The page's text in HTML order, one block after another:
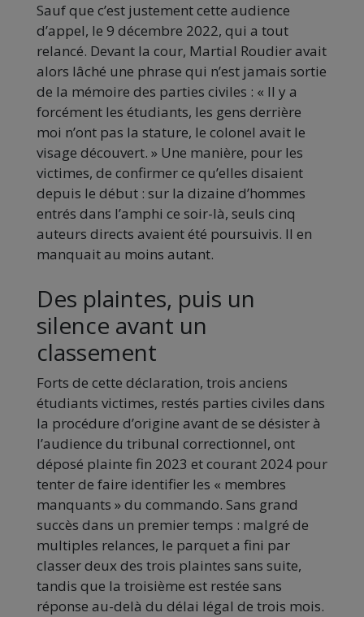
Sauf que c’est justement cette audience
d’appel, le 9 décembre 2022, qui a tout
relancé. Devant la cour, Martial Roudier avait
alors lâché une phrase qui n’est jamais sortie
de la mémoire des parties civiles : « Il y a
forcément les étudiants, les gens derrière
moi n’ont pas la stature, le colonel avait le
visage découvert. » Une manière, pour les
victimes, de confirmer ce qu’elles disaient
depuis le début : sur la dizaine d’hommes
entrés dans l’amphi ce soir-là, seuls cinq
auteurs directs avaient été poursuivis. Il en
manquait au moins autant.
Des plaintes, puis un
silence avant un
classement
Forts de cette déclaration, trois anciens
étudiants victimes, restés parties civiles dans
la procédure d’origine avant de se désister à
l’audience du tribunal correctionnel, ont
déposé plainte fin 2023 et courant 2024 pour
tenter de faire identifier les « membres
manquants » du commando. Sans grand
succès dans un premier temps : malgré de
multiples relances, le parquet a fini par
classer deux des trois plaintes sans suite,
tandis que la troisième est restée sans
réponse au-delà du délai légal de trois mois.